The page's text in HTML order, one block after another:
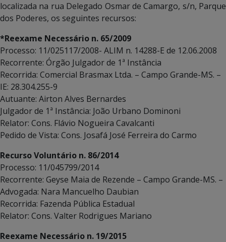
localizada na rua Delegado Osmar de Camargo, s/n, Parque
dos Poderes, os seguintes recursos:
*Reexame Necessário n. 65/2009
Processo: 11/025117/2008- ALIM n. 14288-E de 12.06.2008
Recorrente: Órgão Julgador de 1ª Instância
Recorrida: Comercial Brasmax Ltda. – Campo Grande-MS. –
IE: 28.304.255-9
Autuante: Airton Alves Bernardes
Julgador de 1ª Instância: João Urbano Dominoni
Relator: Cons. Flávio Nogueira Cavalcanti
Pedido de Vista: Cons. Josafá José Ferreira do Carmo
Recurso Voluntário n. 86/2014
Processo: 11/045799/2014
Recorrente: Geyse Maia de Rezende – Campo Grande-MS. –
Advogada: Nara Mancuelho Daubian
Recorrida: Fazenda Pública Estadual
Relator: Cons. Valter Rodrigues Mariano
Reexame Necessário n. 19/2015